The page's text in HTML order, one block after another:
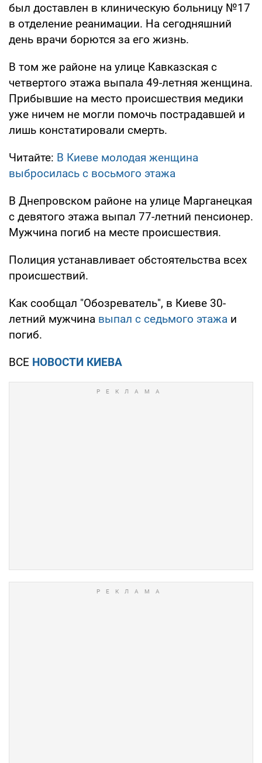
был доставлен в клиническую больницу №17
в отделение реанимации. На сегодняшний
день врачи борются за его жизнь.
В том же районе на улице Кавказская с
четвертого этажа выпала 49-летняя женщина.
Прибывшие на место происшествия медики
уже ничем не могли помочь пострадавшей и
лишь констатировали смерть.
Читайте: В Киеве молодая женщина
выбросилась с восьмого этажа
В Днепровском районе на улице Марганецкая
с девятого этажа выпал 77-летний пенсионер.
Мужчина погиб на месте происшествия.
Полиция устанавливает обстоятельства всех
происшествий.
Как сообщал "Обозреватель", в Киеве 30-
летний мужчина выпал с седьмого этажа и
погиб.
ВСЕ НОВОСТИ КИЕВА